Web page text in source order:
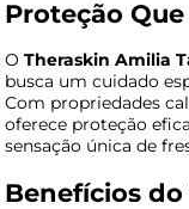
Proteção
OTheraskin Amilia
busca um cuidado
Com propriedades
oferece proteção
sensação única de
Benefícios